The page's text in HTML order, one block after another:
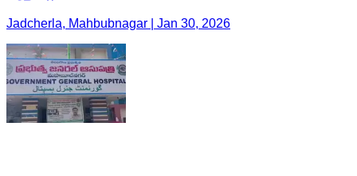
Jadcherla, Mahbubnagar | Jan 30, 2026